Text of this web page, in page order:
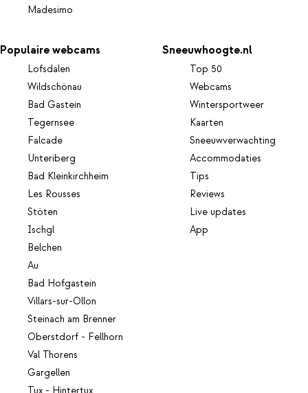
Madesimo
Populaire webcams
Lofsdalen
Wildschönau
Bad Gastein
Tegernsee
Falcade
Unteriberg
Bad Kleinkirchheim
Les Rousses
Stöten
Ischgl
Belchen
Au
Bad Hofgastein
Villars-sur-Ollon
Steinach am Brenner
Oberstdorf - Fellhorn
Val Thorens
Gargellen
Sneeuwhoogte.nl
Top 50
Webcams
Wintersportweer
Kaarten
Sneeuwverwachting
Accommodaties
Tips
Reviews
Live updates
App